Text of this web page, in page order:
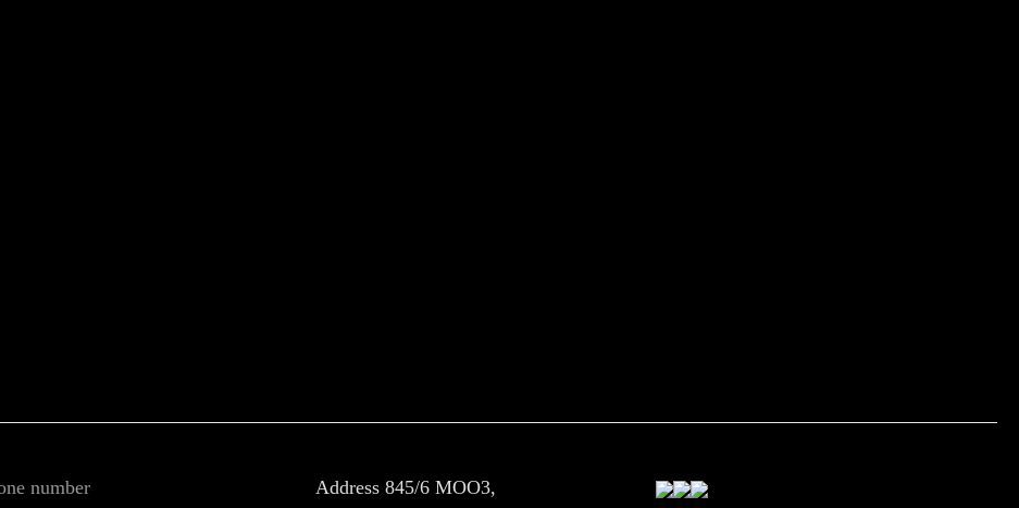
number Address 845/6 MOO3,